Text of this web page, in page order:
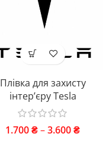
Плівка для захисту
інтер’єру Tesla
1.700₴–3.600₴